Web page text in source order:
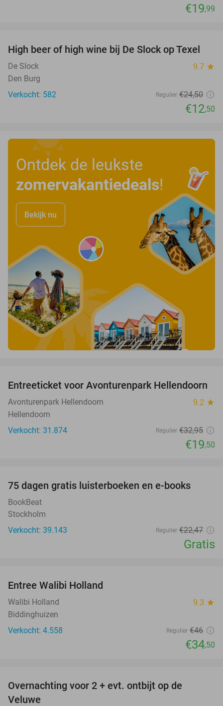
€19,99
49%
High beer of high wine bij De Slock op Texel
De Slock 9.7 star
Den Burg
Verkocht: 582
Regulier €24,50
€12,50
Ontdek de leukste
zomervakantiedeals!
Bekijk nu
41%
Entreeticket voor Avonturenpark Hellendoorn
Avonturenpark Hellendoorn 9.2 star
Hellendoorn
Verkocht: 31.874
Regulier €32,95
€19,50
75 dagen gratis luisterboeken en e-books
BookBeat
Stockholm
Verkocht: 39.143
Regulier €22,47
Gratis
Entree Walibi Holland
Walibi Holland 9.3 star
Biddinghuizen
Verkocht: 4.558
Regulier €46
€34,50
Overnachting voor 2 + evt. ontbijt op de
Veluwe